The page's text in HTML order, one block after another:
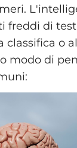
freddi di
classifica o
modo di